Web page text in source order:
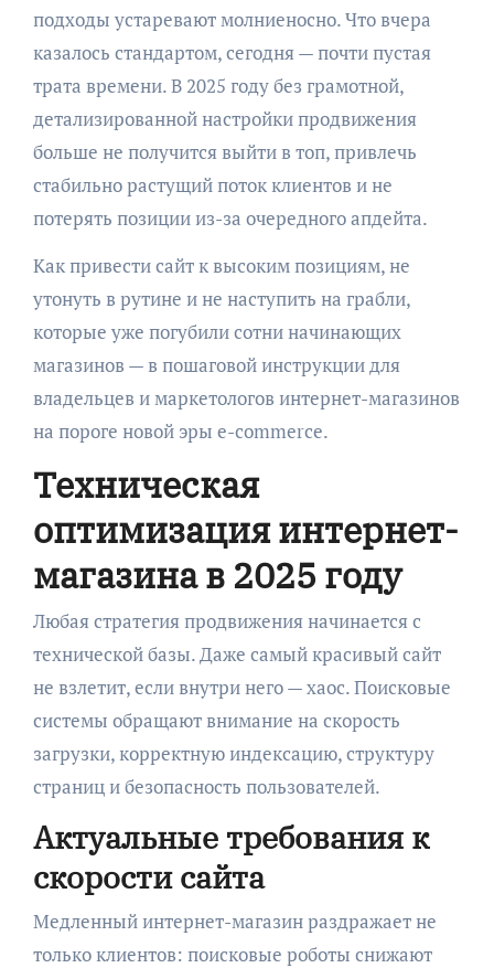
подходы устаревают молниеносно. Что вчера
казалось стандартом, сегодня — почти пустая
трата времени. В 2025 году без грамотной,
детализированной настройки продвижения
больше не получится выйти в топ, привлечь
стабильно растущий поток клиентов и не
потерять позиции из-за очередного апдейта.
Как привести сайт к высоким позициям, не
утонуть в рутине и не наступить на грабли,
которые уже погубили сотни начинающих
магазинов — в пошаговой инструкции для
владельцев и маркетологов интернет-магазинов
на пороге новой эры e-commerce.
Техническая
оптимизация интернет-
магазина в 2025 году
Любая стратегия продвижения начинается с
технической базы. Даже самый красивый сайт
не взлетит, если внутри него — хаос. Поисковые
системы обращают внимание на скорость
загрузки, корректную индексацию, структуру
страниц и безопасность пользователей.
Актуальные требования к
скорости сайта
Медленный интернет-магазин раздражает не
только клиентов: поисковые роботы снижают